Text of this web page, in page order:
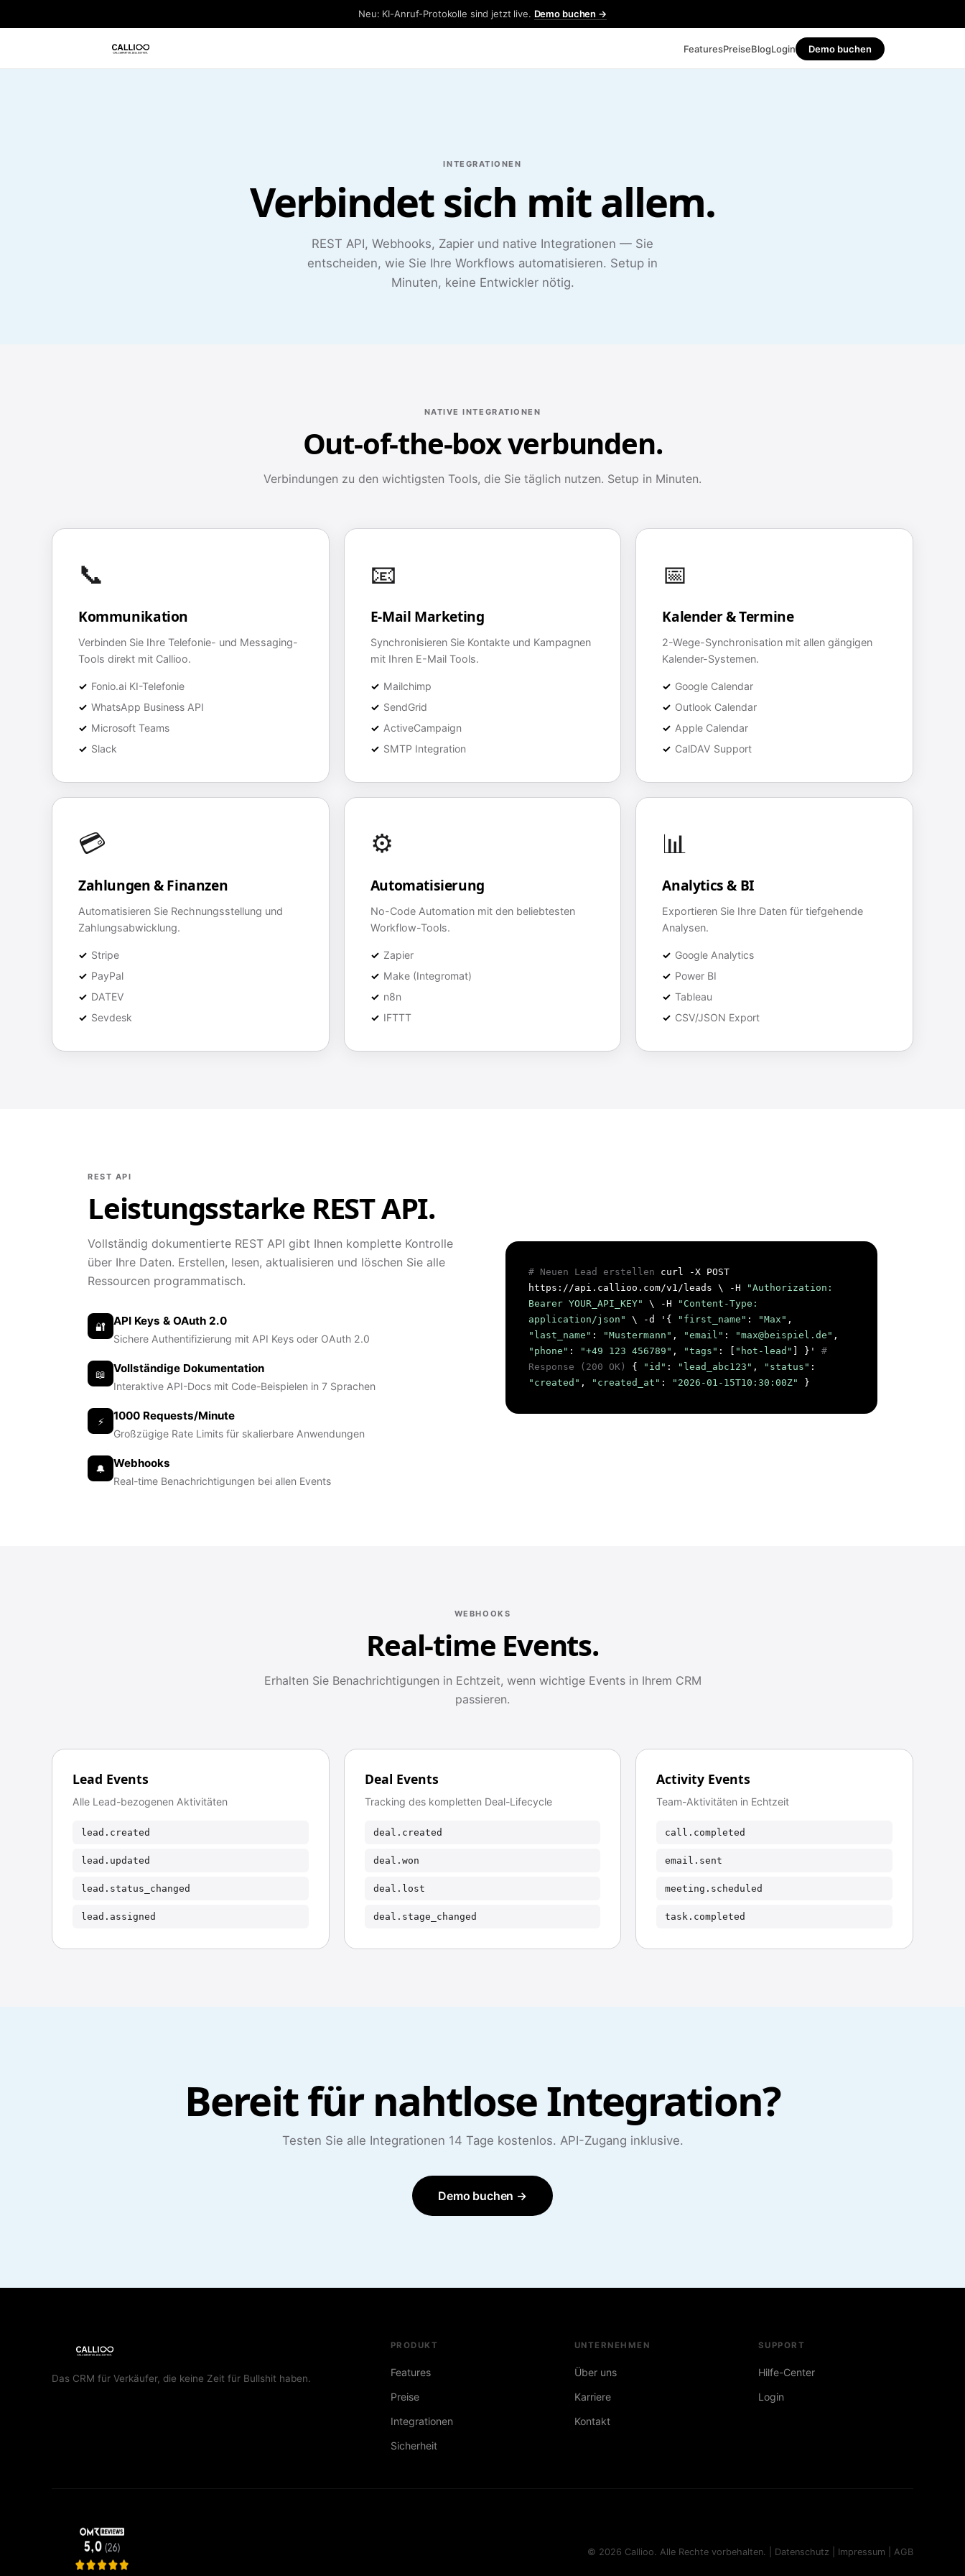
Neu: KI-Anruf-Protokolle sind jetzt live. Demo buchen →
FeaturesPreiseBlogLogin Demo buchen
INTEGRATIONEN
Verbindet sich mit allem.
REST API, Webhooks, Zapier und native Integrationen — Sie
entscheiden, wie Sie Ihre Workflows automatisieren. Setup in
Minuten, keine Entwickler nötig.
NATIVE INTEGRATIONEN
Out-of-the-box verbunden.
Verbindungen zu den wichtigsten Tools, die Sie täglich nutzen. Setup in Minuten.
📞
Kommunikation
Verbinden Sie Ihre Telefonie- und Messaging-
Tools direkt mit Callioo.
Fonio.ai KI-Telefonie
WhatsApp Business API
Microsoft Teams
Slack
📧
E-Mail Marketing
Synchronisieren Sie Kontakte und Kampagnen
mit Ihren E-Mail Tools.
Mailchimp
SendGrid
ActiveCampaign
SMTP Integration
📅
Kalender & Termine
2-Wege-Synchronisation mit allen gängigen
Kalender-Systemen.
Google Calendar
Outlook Calendar
Apple Calendar
CalDAV Support
💳
Zahlungen & Finanzen
Automatisieren Sie Rechnungsstellung und
Zahlungsabwicklung.
Stripe
PayPal
DATEV
Sevdesk
⚙️
Automatisierung
No-Code Automation mit den beliebtesten
Workflow-Tools.
Zapier
Make (Integromat)
n8n
IFTTT
📊
Analytics & BI
Exportieren Sie Ihre Daten für tiefgehende
Analysen.
Google Analytics
Power BI
Tableau
CSV/JSON Export
REST API
Leistungsstarke REST API.
Vollständig dokumentierte REST API gibt Ihnen komplette Kontrolle
über Ihre Daten. Erstellen, lesen, aktualisieren und löschen Sie alle
Ressourcen programmatisch.
🔐 API Keys & OAuth 2.0
Sichere Authentifizierung mit API Keys oder OAuth 2.0
📖 Vollständige Dokumentation
Interaktive API-Docs mit Code-Beispielen in 7 Sprachen
⚡ 1000 Requests/Minute
Großzügige Rate Limits für skalierbare Anwendungen
🔔 Webhooks
Real-time Benachrichtigungen bei allen Events
# Neuen Lead erstellen curl -X POST
https://api.callioo.com/v1/leads \ -H
"Authorization:
Bearer YOUR_API_KEY"
\ -H
"Content-Type:
application/json"
\ -d '{ "first_name" : "Max" ,
"last_name" : "Mustermann" , "email" : "max@beispiel.de" ,
"phone" : "+49 123 456789" , "tags" : [ "hot-lead" ] }' #
Response (200 OK)
{ "id" : "lead_abc123" , "status" :
"created" , "created_at" : "2026-01-15T10:30:00Z" }
WEBHOOKS
Real-time Events.
Erhalten Sie Benachrichtigungen in Echtzeit, wenn wichtige Events in Ihrem CRM
passieren.
Lead Events
Alle Lead-bezogenen Aktivitäten
lead.created
lead.updated
lead.status_changed
lead.assigned
Deal Events
Tracking des kompletten Deal-Lifecycle
deal.created
deal.won
deal.lost
deal.stage_changed
Activity Events
Team-Aktivitäten in Echtzeit
call.completed
email.sent
meeting.scheduled
task.completed
Bereit für nahtlose Integration?
Testen Sie alle Integrationen 14 Tage kostenlos. API-Zugang inklusive.
Demo buchen →
Das CRM für Verkäufer, die keine Zeit für Bullshit haben.
PRODUKT
Features
Preise
Integrationen
Sicherheit
UNTERNEHMEN
Über uns
Karriere
Kontakt
SUPPORT
Hilfe-Center
Login
© 2026 Callioo. Alle Rechte vorbehalten. | Datenschutz Impressum AGB